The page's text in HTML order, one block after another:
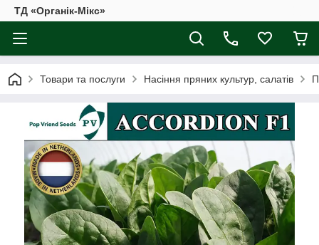
ТД «Органік-Мікс»
Товари та послуги Насіння пряних культур, салатів